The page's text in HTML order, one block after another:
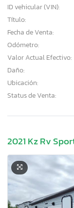
ID vehicular (VIN):
Título:
Fecha de Venta:
Odómetro:
Valor Actual Efectivo:
Daño:
Ubicación:
Status de Venta:
2021 Kz Rv